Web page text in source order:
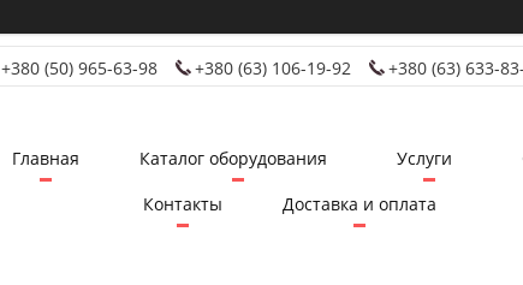
+380 (50) 965-63-98 +380 (63) 106-19-92 +380 (63) 633-
Главная Каталог оборудования Услуги
Контакты
Доставка и оплата